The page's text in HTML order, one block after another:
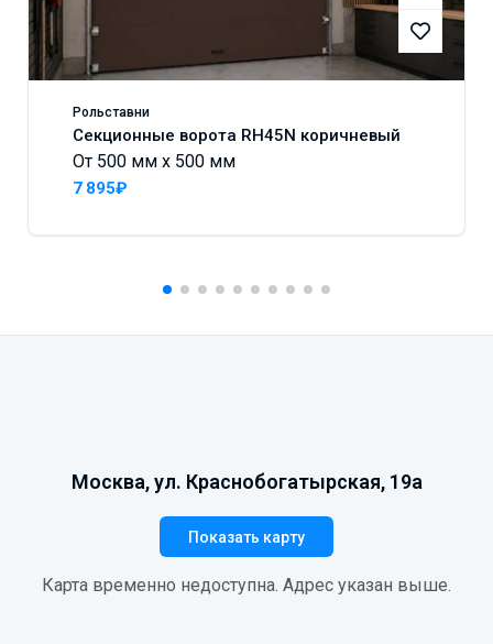
Рольставни
Секционные ворота RH45N коричневый
От 500 мм x 500 мм
7 895₽
Москва, ул. Краснобогатырская, 19а
Показать карту
Карта временно недоступна. Адрес указан выше.